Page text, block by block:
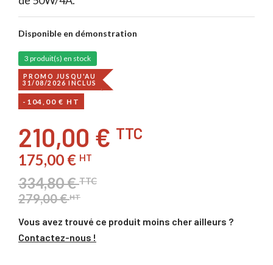
Disponible en démonstration
3 produit(s) en stock
PROMO JUSQU'AU
31/08/2026 INCLUS
-104,00 € HT
210,00 € TTC
175,00 € HT
334,80 €TTC
279,00 €HT
Vous avez trouvé ce produit moins cher ailleurs ?
Contactez-nous !